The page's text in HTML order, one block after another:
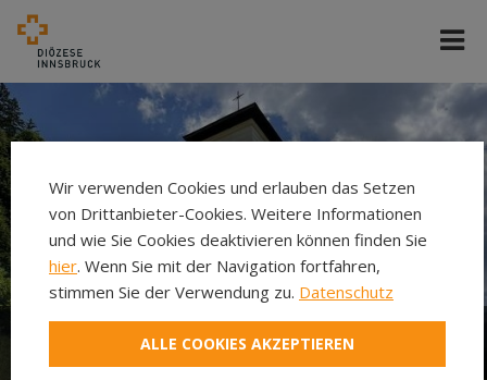
Filialkirche Kleinstockach
Wir verwenden Cookies und erlauben das Setzen
von Drittanbieter-Cookies. Weitere Informationen
und wie Sie Cookies deaktivieren können finden Sie
hier. Wenn Sie mit der Navigation fortfahren,
stimmen Sie der Verwendung zu. Datenschutz
ALLE COOKIES AKZEPTIEREN